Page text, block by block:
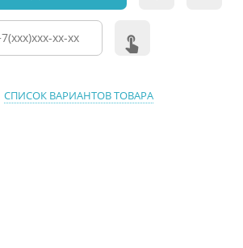
СПИСОК ВАРИАНТОВ ТОВАРА